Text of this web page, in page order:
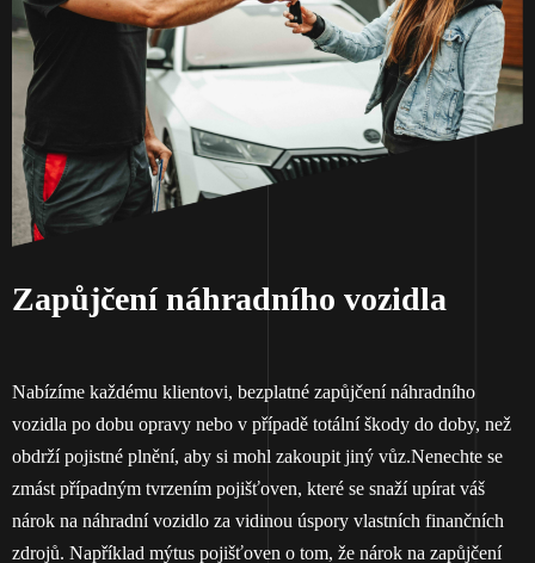
Zapůjčení náhradního vozidla
Nabízíme každému klientovi, bezplatné zapůjčení náhradního
vozidla po dobu opravy nebo v případě totální škody do doby, než
obdrží pojistné plnění, aby si mohl zakoupit jiný vůz.Nenechte se
zmást případným tvrzením pojišťoven, které se snaží upírat váš
nárok na náhradní vozidlo za vidinou úspory vlastních finančních
zdrojů. Například mýtus pojišťoven o tom, že nárok na zapůjčení